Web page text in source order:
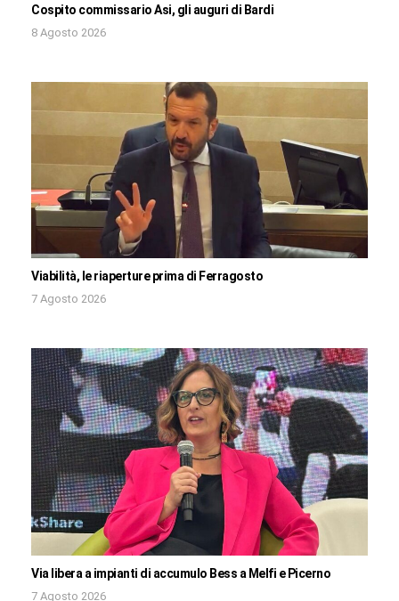
Cospito commissario Asi, gli auguri di Bardi
8 Agosto 2026
Viabilità, le riaperture prima di Ferragosto
7 Agosto 2026
Via libera a impianti di accumulo Bess a Melfi e Picerno
7 Agosto 2026